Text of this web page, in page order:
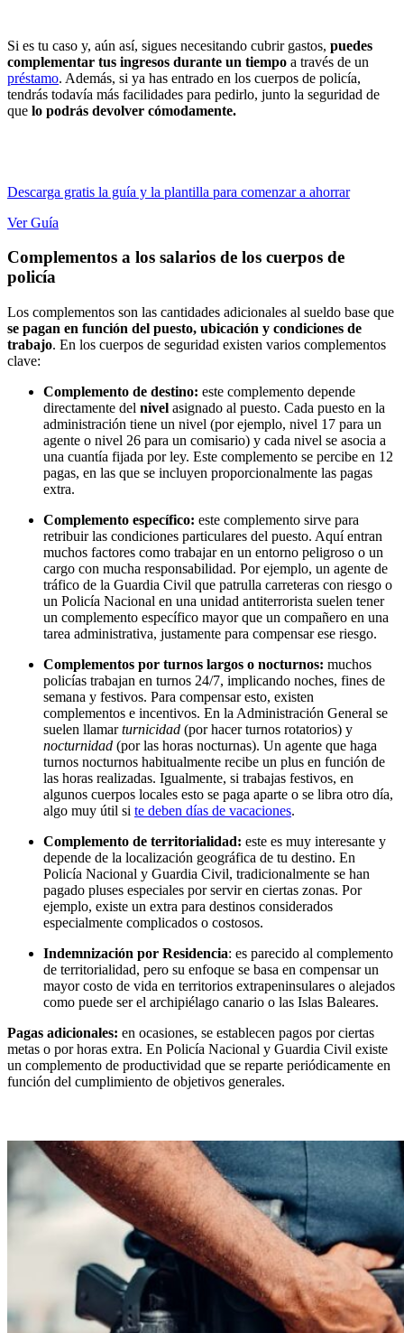
Si es tu caso y, aún así, sigues necesitando cubrir gastos, puedes
complementar tus ingresos durante un tiempo a través de un
préstamo. Además, si ya has entrado en los cuerpos de policía,
tendrás todavía más facilidades para pedirlo, junto la seguridad de
que lo podrás devolver cómodamente.
Descarga gratis la guía y la plantilla para comenzar a ahorrar
Ver Guía
Complementos a los salarios de los cuerpos de
policía
Los complementos son las cantidades adicionales al sueldo base que
se pagan en función del puesto, ubicación y condiciones de
trabajo. En los cuerpos de seguridad existen varios complementos
clave:
Complemento de destino: este complemento depende
directamente del nivel asignado al puesto. Cada puesto en la
administración tiene un nivel (por ejemplo, nivel 17 para un
agente o nivel 26 para un comisario) y cada nivel se asocia a
una cuantía fijada por ley. Este complemento se percibe en 12
pagas, en las que se incluyen proporcionalmente las pagas
extra.
Complemento específico: este complemento sirve para
retribuir las condiciones particulares del puesto. Aquí entran
muchos factores como trabajar en un entorno peligroso o un
cargo con mucha responsabilidad. Por ejemplo, un agente de
tráfico de la Guardia Civil que patrulla carreteras con riesgo o
un Policía Nacional en una unidad antiterrorista suelen tener
un complemento específico mayor que un compañero en una
tarea administrativa, justamente para compensar ese riesgo.
Complementos por turnos largos o nocturnos: muchos
policías trabajan en turnos 24/7, implicando noches, fines de
semana y festivos. Para compensar esto, existen
complementos e incentivos. En la Administración General se
suelen llamarturnicidad (por hacer turnos rotatorios) y
nocturnidad (por las horas nocturnas). Un agente que haga
turnos nocturnos habitualmente recibe un plus en función de
las horas realizadas. Igualmente, si trabajas festivos, en
algunos cuerpos locales esto se paga aparte o se libra otro día,
algo muy útil si te deben días de vacaciones.
Complemento de territorialidad: este es muy interesante y
depende de la localización geográfica de tu destino. En
Policía Nacional y Guardia Civil, tradicionalmente se han
pagado pluses especiales por servir en ciertas zonas. Por
ejemplo, existe un extra para destinos considerados
especialmente complicados o costosos.
Indemnización por Residencia: es parecido al complemento
de territorialidad, pero su enfoque se basa en compensar un
mayor costo de vida en territorios extrapeninsulares o alejados
como puede ser el archipiélago canario o las Islas Baleares.
Pagas adicionales: en ocasiones, se establecen pagos por ciertas
metas o por horas extra. En Policía Nacional y Guardia Civil existe
un complemento de productividad que se reparte periódicamente en
función del cumplimiento de objetivos generales.